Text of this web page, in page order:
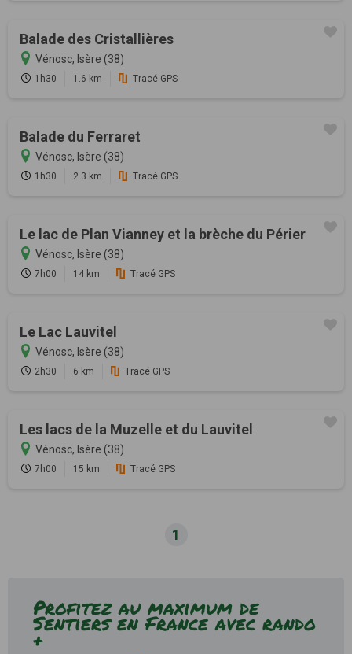
Balade des Cristallières
Vénosc, Isère (38)
1h30 1.6 km Tracé GPS
Balade du Ferraret
Vénosc, Isère (38)
1h30 2.3 km Tracé GPS
Le lac de Plan Vianney et la brèche du Périer
Vénosc, Isère (38)
7h00 14 km Tracé GPS
Le Lac Lauvitel
Vénosc, Isère (38)
2h30 6 km Tracé GPS
Les lacs de la Muzelle et du Lauvitel
Vénosc, Isère (38)
7h00 15 km Tracé GPS
1
Profitez au maximum de
Sentiers en France avec rando
+